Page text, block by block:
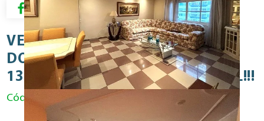
VENDA - HIGIENÓPOLIS APTO. 02
DORM 3 REVERSÍVEL ( 01 SUÍTE )
130M2 Á.Ú 01 VAGA ÓTIMO LOCAL!!!
Código: VEN1348RES